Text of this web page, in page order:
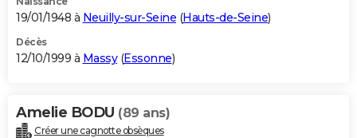
19/01/1948 à Neuilly-sur-Seine (Hauts-de-Seine)
Décès
12/10/1999 à Massy(Essonne)
Amelie BODU (89 ans)
Créer une cagnotte obsèques